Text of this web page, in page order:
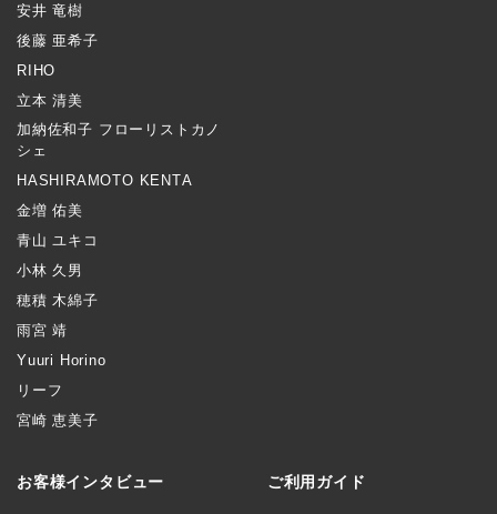
安井 竜樹
後藤 亜希子
RIHO
立本 清美
加納佐和子 フローリストカノ
シェ
HASHIRAMOTO KENTA
金増 佑美
青山 ユキコ
小林 久男
穂積 木綿子
雨宮 靖
Yuuri Horino
リーフ
宮崎 恵美子
お客様インタビュー ご利用ガイド